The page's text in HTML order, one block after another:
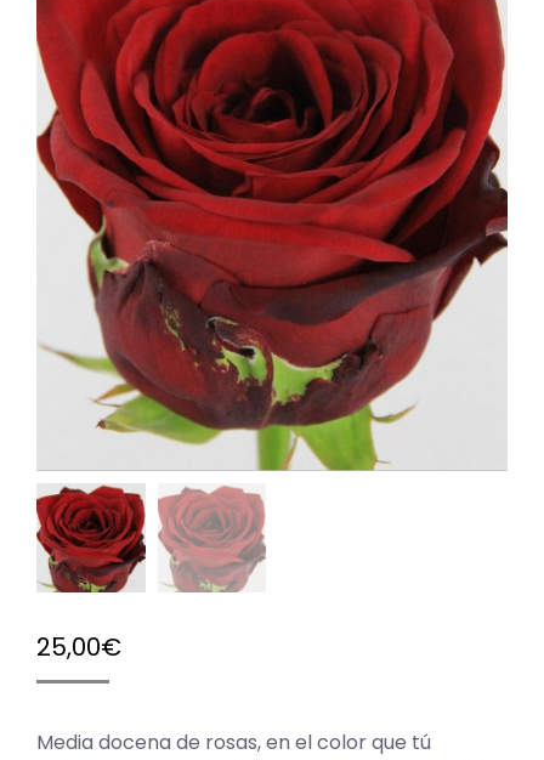
25,00€
Media docena de rosas, en el color que tú